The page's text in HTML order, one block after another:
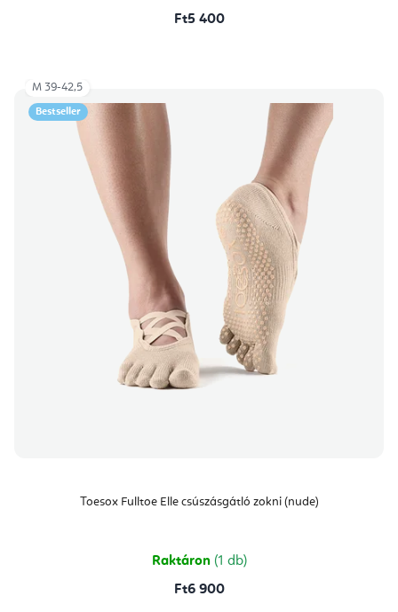
Ft5 400
Bestseller
Toesox Fulltoe Elle csúszásgátló zokni (nude)
Raktáron (1 db)
Ft6 900
M 39-42,5